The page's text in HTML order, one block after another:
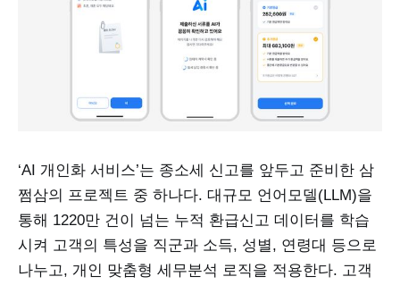
‘AI 개인화 서비스’는 종소세 신고를 앞두고 준비한 삼
쩜삼의 프로젝트 중 하나다. 대규모 언어모델(LLM)을
통해 1220만 건이 넘는 누적 환급신고 데이터를 학습
시켜 고객의 특성을 직군과 소득, 성별, 연령대 등으로
나누고, 개인 맞춤형 세무분석 로직을 적용한다. 고객